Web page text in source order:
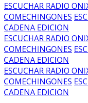
ESCUCHAR RADIO
COMECHINGONES
CADENA EDICION
ESCUCHAR RADIO
COMECHINGONES
CADENA EDICION
ESCUCHAR RADIO
COMECHINGONES
CADENA EDICION